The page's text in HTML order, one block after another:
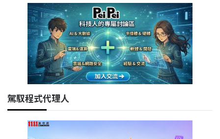
駕馭程式代理人